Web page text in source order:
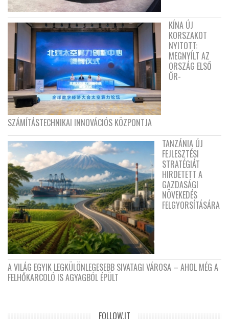
KÍNA ÚJ
KORSZAKOT
NYITOTT:
MEGNYÍLT AZ
ORSZÁG ELSŐ
ŰR-
SZÁMÍTÁSTECHNIKAI INNOVÁCIÓS KÖZPONTJA
TANZÁNIA ÚJ
FEJLESZTÉSI
STRATÉGIÁT
HIRDETETT A
GAZDASÁGI
NÖVEKEDÉS
FELGYORSÍTÁSÁRA
A VILÁG EGYIK LEGKÜLÖNLEGESEBB SIVATAGI VÁROSA – AHOL MÉG A
FELHŐKARCOLÓ IS AGYAGBÓL ÉPÜLT
FOLLOW.IT